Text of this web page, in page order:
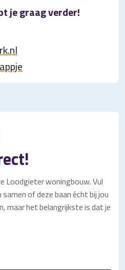
je graag verder!
Loodgieter woningbouw. Vul
of deze baan écht bij jou
maar het belangrijkste is dat je